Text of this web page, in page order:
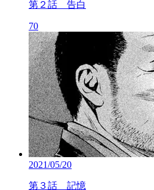
第２話 告白
70
2021/05/20
第３話 記憶